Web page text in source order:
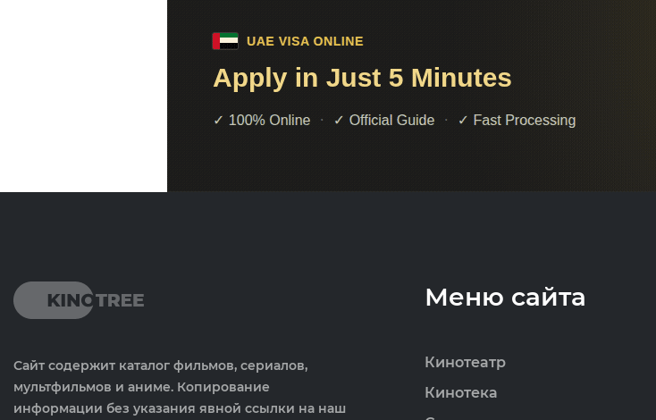
Сайт содержит каталог фильмов, сериалов,
мультфильмов и аниме. Копирование
информации без указания явной ссылки на наш
Меню сайта
Кинотеатр
Кинотека